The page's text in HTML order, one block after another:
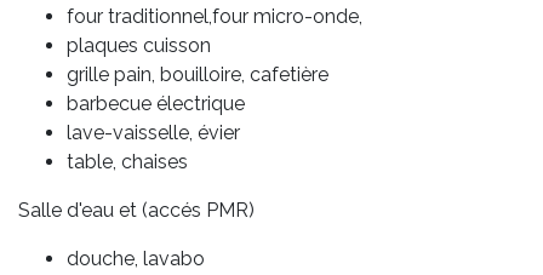
four traditionnel,four micro-onde,
plaques cuisson
grille pain, bouilloire, cafetière
barbecue électrique
lave-vaisselle, évier
table, chaises
Salle d'eau et (accés PMR)
douche, lavabo